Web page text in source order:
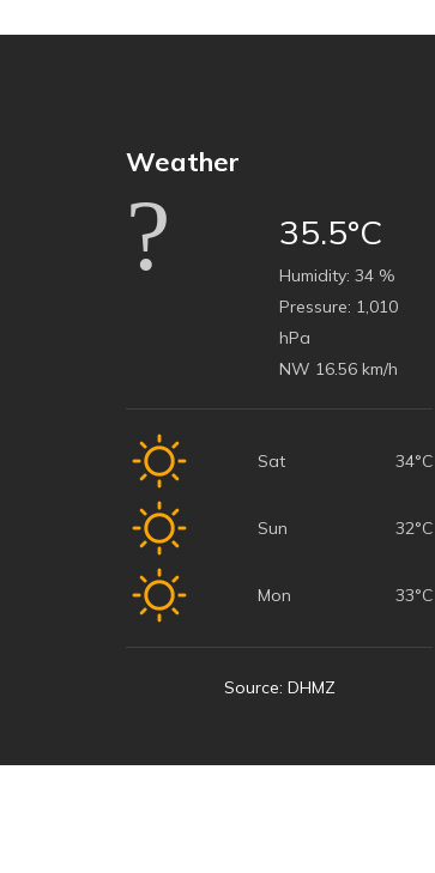
Weather
35.5°C
Humidity: 34 %
Pressure: 1,010
hPa
NW 16.56 km/h
Sat 34°C
Sun 32°C
Mon 33°C
Source: DHMZ